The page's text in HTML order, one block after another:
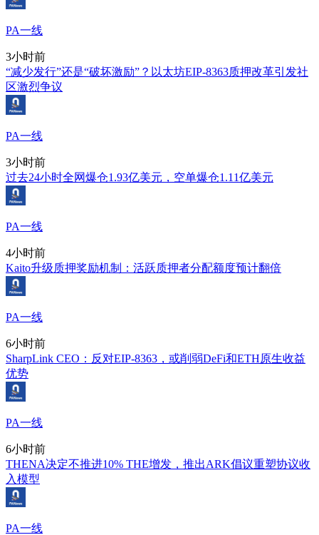
PA一线
3小时前
“减少发行”还是“破坏激励”？以太坊EIP-8363质押改革引发社
区激烈争议
PA一线
3小时前
过去24小时全网爆仓1.93亿美元，空单爆仓1.11亿美元
PA一线
4小时前
Kaito升级质押奖励机制：活跃质押者分配额度预计翻倍
PA一线
6小时前
SharpLink CEO：反对EIP-8363，或削弱DeFi和ETH原生收益
优势
PA一线
6小时前
THENA决定不推进10% THE增发，推出ARK倡议重塑协议收
入模型
PA一线